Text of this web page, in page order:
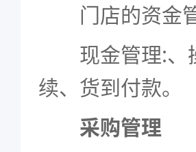
门店的资金管
现金管理:、
续、货到付款。
采购管理